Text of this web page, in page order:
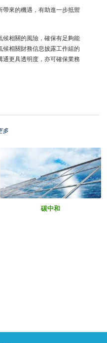
帶來的機遇，有助進一步抵禦
候相關的風險，確保有足夠能
候相關財務信息披露工作組的
更具透明度，亦可確保業務
多
碳中和